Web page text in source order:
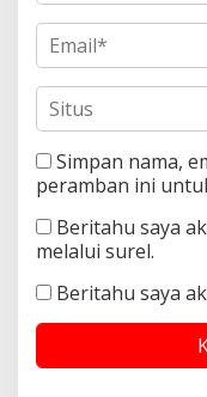
Simpan nama,
peramban ini
Beritahu saya
melalui surel.
Beritahu saya